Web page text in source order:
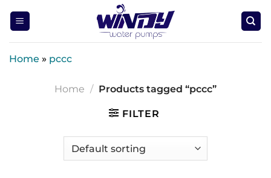
Home » pccc
Home / Products tagged “pccc”
FILTER